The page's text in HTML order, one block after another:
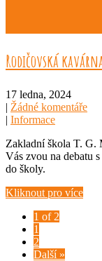
Rodičovská
17 ledna, 2024
| Žádné komentáře
| Informace
Zakladní škola T. G.
Vás zvou na debatu
do školy.
Kliknout pro více
1 of 2
1
2
Další »